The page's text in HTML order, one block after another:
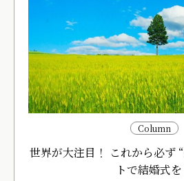
Column
世界が大注目！ これから必ず
トで結婚式を